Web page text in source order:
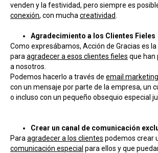
venden y la festividad, pero siempre es
conexión, con mucha creatividad
Agradecimiento a los Clientes Fieles
Como expresábamos, Acción de Gracias es
para agradecer a esos clientes fieles que han
a nosotros.
Podemos hacerlo a través de email
con un mensaje por parte de la empresa, un
o incluso con un pequeño obsequio especial
Crear un canal de comunicación
Para agradecer a los clientes podemos crear
comunicación especial para ellos y que